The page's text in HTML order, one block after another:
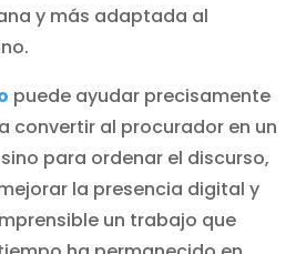
y más adaptada al
puede ayudar precisamente
convertir al procurador en un
para ordenar el discurso,
la presencia digital y
un trabajo que